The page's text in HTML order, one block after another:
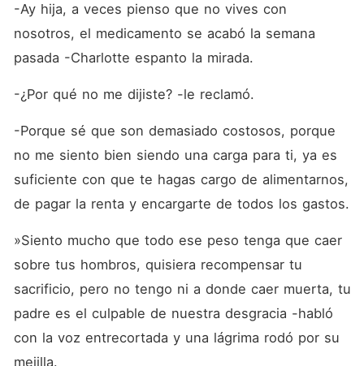
-Ay hija, a veces pienso que no vives con
nosotros, el medicamento se acabó la semana
pasada -Charlotte espanto la mirada.
-¿Por qué no me dijiste? -le reclamó.
-Porque sé que son demasiado costosos, porque
no me siento bien siendo una carga para ti, ya es
suficiente con que te hagas cargo de alimentarnos,
»Siento mucho que todo ese peso tenga que caer
sobre tus hombros, quisiera recompensar tu
sacrificio, pero no tengo ni a donde caer muerta, tu
padre es el culpable de nuestra desgracia -habló
con la voz entrecortada y una lágrima rodó por su
mejilla.